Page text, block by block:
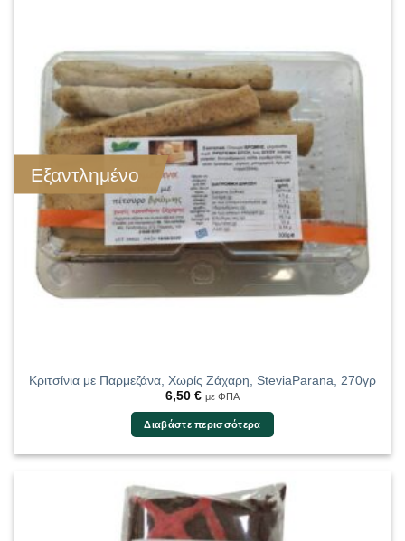
Εξαντλημένο
Κριτσίνια με Παρμεζάνα, Χωρίς Ζάχαρη, SteviaParana, 270γρ
6,50 € με ΦΠΑ
Διαβάστε περισσότερα